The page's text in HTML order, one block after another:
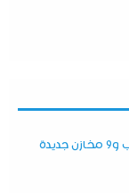
“صابة” قياسية في إنتاج الحبوب و9 مخازن جديدة